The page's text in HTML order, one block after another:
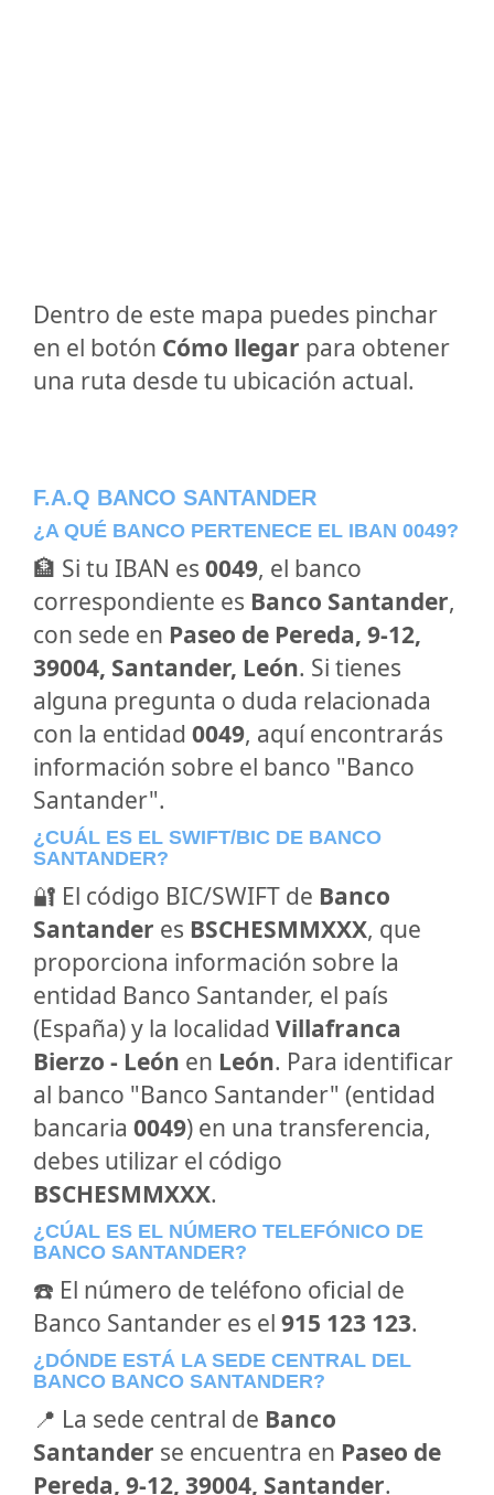
Dentro de este mapa puedes pinchar
en el botón Cómo llegar para obtener
una ruta desde tu ubicación actual.
F.A.Q BANCO SANTANDER
¿A QUÉ BANCO PERTENECE EL IBAN 0049?
🏦 Si tu IBAN es 0049, el banco
correspondiente es Banco Santander,
con sede en Paseo de Pereda, 9-12,
39004, Santander, León. Si tienes
alguna pregunta o duda relacionada
con la entidad 0049, aquí encontrarás
información sobre el banco "Banco
Santander".
¿CUÁL ES EL SWIFT/BIC DE BANCO
SANTANDER?
🔐 El código BIC/SWIFT de Banco
Santander es BSCHESMMXXX, que
proporciona información sobre la
entidad Banco Santander, el país
(España) y la localidad Villafranca
Bierzo - León en León. Para identificar
al banco "Banco Santander" (entidad
bancaria 0049) en una transferencia,
debes utilizar el código
BSCHESMMXXX.
¿CÚAL ES EL NÚMERO TELEFÓNICO DE
BANCO SANTANDER?
☎️ El número de teléfono oficial de
Banco Santander es el 915 123 123.
¿DÓNDE ESTÁ LA SEDE CENTRAL DEL
BANCO BANCO SANTANDER?
📍 La sede central de Banco
Santander se encuentra en Paseo de
Pereda, 9-12, 39004, Santander.